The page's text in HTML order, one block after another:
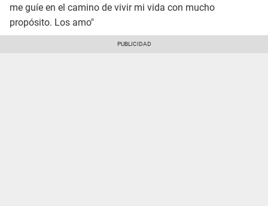
me guíe en el camino de vivir mi vida con mucho
propósito. Los amo"